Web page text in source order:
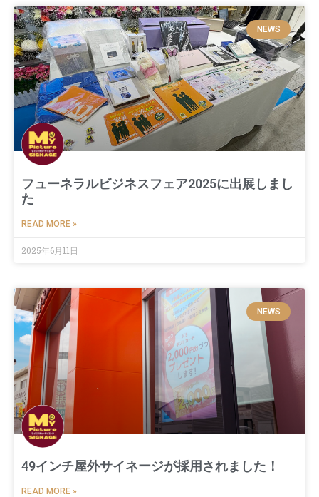
NEWS
フューネラルビジネスフェア2025に出展しまし
た
READ MORE »
2025年6月11日
NEWS
49インチ屋外サイネージが採用されました！
READ MORE »